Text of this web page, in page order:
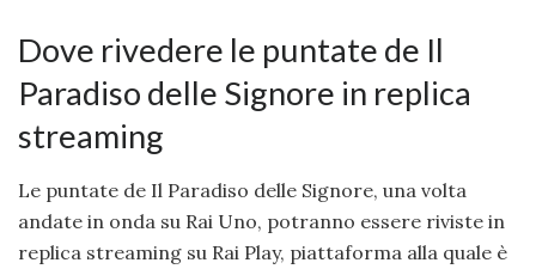
Dove rivedere le puntate de Il
Paradiso delle Signore in replica
streaming
Le puntate de Il Paradiso delle Signore, una volta
andate in onda su Rai Uno, potranno essere riviste in
replica streaming su Rai Play, piattaforma alla quale è